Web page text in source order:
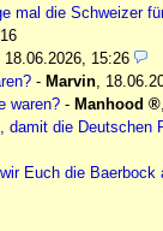
mal die Schweizer
18.06.2026, 15:26
- Marvin
waren? - Manhood
die Deutschen
Euch die